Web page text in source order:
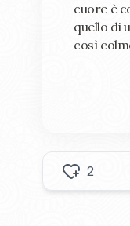
cuore è
quello di
così
2